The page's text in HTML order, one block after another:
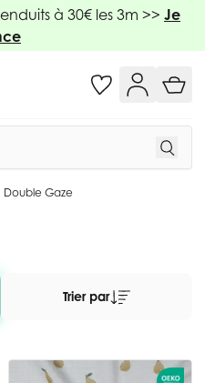
à 30€ les 3m >> Je
Double Gaze
Trier par